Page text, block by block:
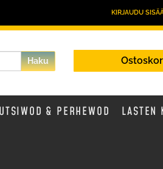
KIRJAUDU
Haku
& PERHEWOD
LASTEN